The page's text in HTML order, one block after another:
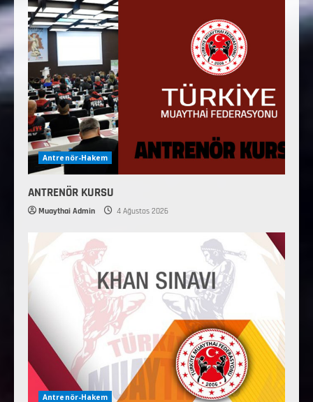
Antrenör-Hakem
ANTRENÖR KURSU
Muaythai Admin 4 Ağustos 2026
Antrenör-Hakem